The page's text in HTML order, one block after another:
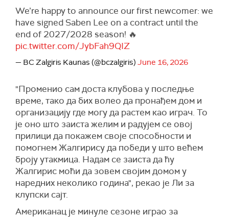
We’re happy to announce our first newcomer: we
have signed Saben Lee on a contract until the
end of 2027/2028 season! 🔥
pic.twitter.com/JybFah9QIZ
— BC Zalgiris Kaunas (@bczalgiris) June 16, 2026
"Променио сам доста клубова у последње
време, тако да бих волео да пронађем дом и
организацију где могу да растем као играч. То
је оно што заиста желим и радујем се овој
прилици да покажем своје способности и
помогнем Жалгирису да победи у што већем
броју утакмица. Надам се заиста да ћу
Жалгирис моћи да зовем својим домом у
наредних неколико година", рекао је Ли за
клупски сајт.
Американац је минуле сезоне играо за